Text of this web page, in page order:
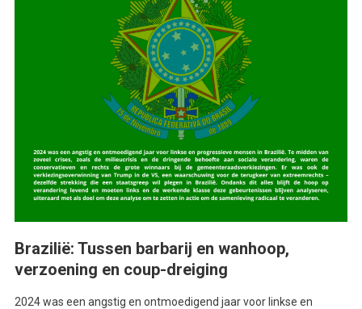
Brazilië: Tussen barbarij en wanhoop,
verzoening en coup-dreiging
2024 was een angstig en ontmoedigend jaar voor linkse en